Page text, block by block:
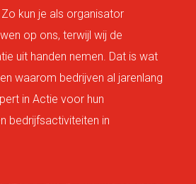
kun je als organisator
op ons, terwijl wij de
uit handen nemen. Dat is wat
waarom bedrijven al jarenlang
in Actie voor hun
bedrijfsactiviteiten in